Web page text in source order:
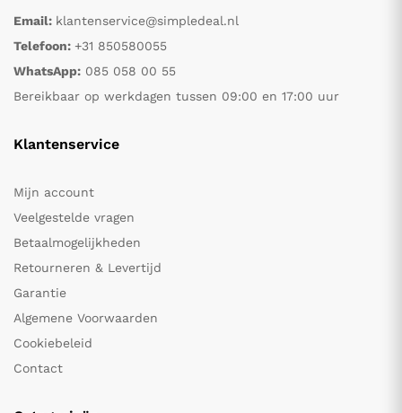
Email: klantenservice@simpledeal.nl
Telefoon: +31 850580055
WhatsApp: 085 058 00 55
Bereikbaar op werkdagen tussen 09:00 en 17:00 uur
Klantenservice
Mijn account
Veelgestelde vragen
Betaalmogelijkheden
Retourneren & Levertijd
Garantie
Algemene Voorwaarden
Cookiebeleid
Contact